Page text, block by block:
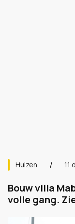
Huizen 11
Bouw villa
volle gang.